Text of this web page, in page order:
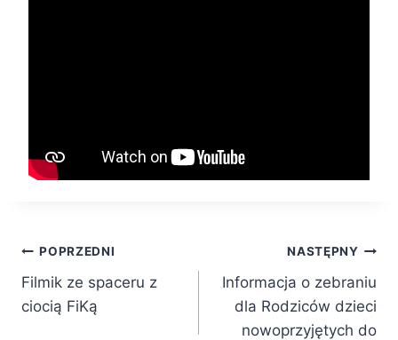
Nawigacja
wpisu
POPRZEDNI
Filmik ze spaceru z
ciocią FiKą
NASTĘPNY
Informacja o zebraniu
dla Rodziców dzieci
nowoprzyjętych do